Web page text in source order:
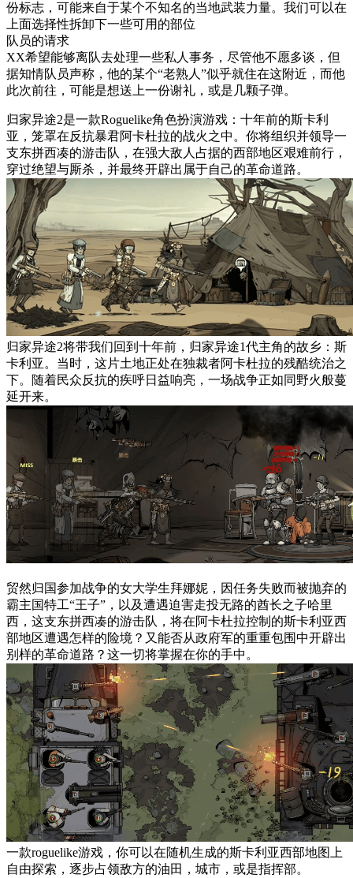
份标志，可能来自于某个不知名的当地武装力量。我们可以在
上面选择性拆卸下一些可用的部位
队员的请求
XX希望能够离队去处理一些私人事务，尽管他不愿多谈，但
据知情队员声称，他的某个“老熟人”似乎就住在这附近，而他
此次前往，可能是想送上一份谢礼，或是几颗子弹。
归家异途2是一款Roguelike角色扮演游戏：十年前的斯卡利
亚，笼罩在反抗暴君阿卡杜拉的战火之中。你将组织并领导一
支东拼西凑的游击队，在强大敌人占据的西部地区艰难前行，
穿过绝望与厮杀，并最终开辟出属于自己的革命道路。
归家异途2将带我们回到十年前，归家异途1代主角的故乡：斯
卡利亚。当时，这片土地正处在独裁者阿卡杜拉的残酷统治之
下。随着民众反抗的疾呼日益响亮，一场战争正如同野火般蔓
延开来。
贸然归国参加战争的女大学生拜娜妮，因任务失败而被抛弃的
霸主国特工“王子”，以及遭遇迫害走投无路的酋长之子哈里
西，这支东拼西凑的游击队，将在阿卡杜拉控制的斯卡利亚西
部地区遭遇怎样的险境？又能否从政府军的重重包围中开辟出
别样的革命道路？这一切将掌握在你的手中。
一款roguelike游戏，你可以在随机生成的斯卡利亚西部地图上
自由探索，逐步占领敌方的油田，城市，或是指挥部。